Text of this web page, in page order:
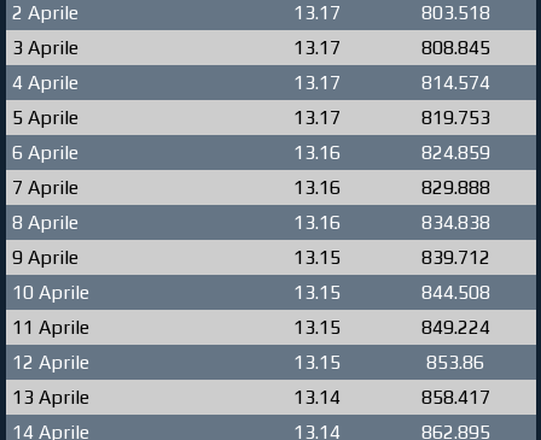
2 Aprile
13.17
803.518
3 Aprile
13.17
808.845
4 Aprile
13.17
814.574
5 Aprile
13.17
819.753
6 Aprile
13.16
824.859
7 Aprile
13.16
829.888
8 Aprile
13.16
834.838
9 Aprile
13.15
839.712
10 Aprile
13.15
844.508
11 Aprile
13.15
849.224
12 Aprile
13.15
853.86
13 Aprile
13.14
858.417
14 Aprile
13.14
862.895